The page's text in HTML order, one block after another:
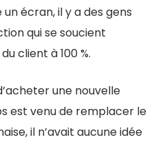
écran, il y a des gens
qui se soucient
client à 100 %.
une nouvelle
est venu de remplacer le
il n’avait aucune idée